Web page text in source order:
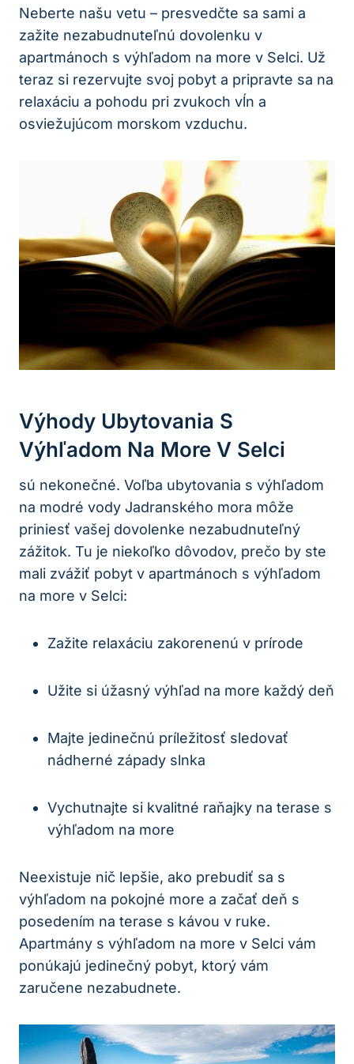
Neberte našu vetu – presvedčte sa sami a
zažite nezabudnuteľnú dovolenku v
apartmánoch s výhľadom na more v Selci. Už
teraz si rezervujte svoj pobyt a pripravte sa na
relaxáciu a pohodu pri zvukoch vĺn a
osviežujúcom morskom vzduchu.
Výhody Ubytovania S
Výhľadom Na More V Selci
sú nekonečné. Voľba ubytovania s výhľadom
na modré vody Jadranského mora môže
priniesť vašej dovolenke nezabudnuteľný
zážitok. Tu je niekoľko dôvodov, prečo by ste
mali zvážiť pobyt v apartmánoch s výhľadom
na more v Selci:
Zažite relaxáciu zakorenenú v prírode
Užite si úžasný výhľad na more každý deň
Majte jedinečnú príležitosť sledovať
nádherné západy slnka
Vychutnajte si kvalitné raňajky na terase s
výhľadom na more
Neexistuje nič lepšie, ako prebudiť sa s
výhľadom na pokojné more a začať deň s
posedením na terase s kávou v ruke.
Apartmány s výhľadom na more v Selci vám
ponúkajú jedinečný pobyt, ktorý vám
zaručene nezabudnete.